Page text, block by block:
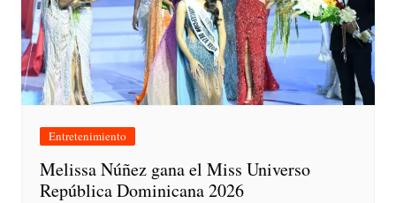
Entretenimiento
Melissa Núñez gana el Miss Universo
República Dominicana 2026